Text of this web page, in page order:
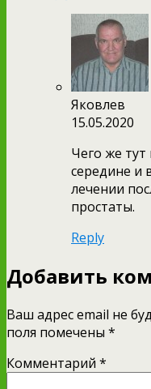
Яковлев
15.05.2020
Чего же тут
середине и
лечении
простаты.
Reply
Добавить
Ваш адрес email не
поля помечены *
Комментарий *